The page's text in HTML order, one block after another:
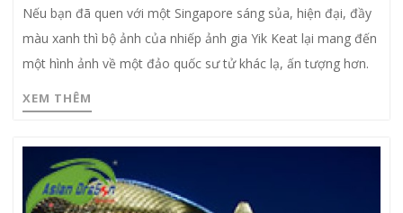
Nếu bạn đã quen với một Singapore sáng sủa, hiện đại, đầy
màu xanh thì bộ ảnh của nhiếp ảnh gia Yik Keat lại mang đến
một hình ảnh về một đảo quốc sư tử khác lạ, ấn tượng hơn.
XEM THÊM